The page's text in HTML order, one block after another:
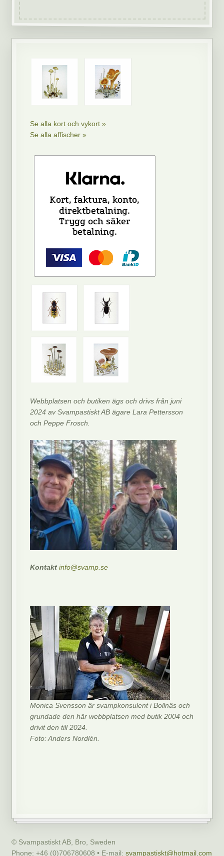
Se alla kort och vykort »
Se alla affischer »
Webbplatsen och butiken ägs och drivs från juni
2024 av Svampastiskt AB ägare Lara Pettersson
och Peppe Frosch.
Kontaktinfo@svamp.se
Monica Svensson är svampkonsulent i Bollnäs och
grundade den här webbplatsen med butik 2004 och
drivit den till 2024.
Foto: Anders Nordlén.
© Svampastiskt AB, Bro, Sweden
Phone: +46 (0)706780608 • E-mail: svampastiskt@hotmail.com